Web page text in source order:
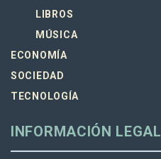
LIBROS
MÚSICA
ECONOMÍA
SOCIEDAD
TECNOLOGÍA
INFORMACIÓN LEGAL